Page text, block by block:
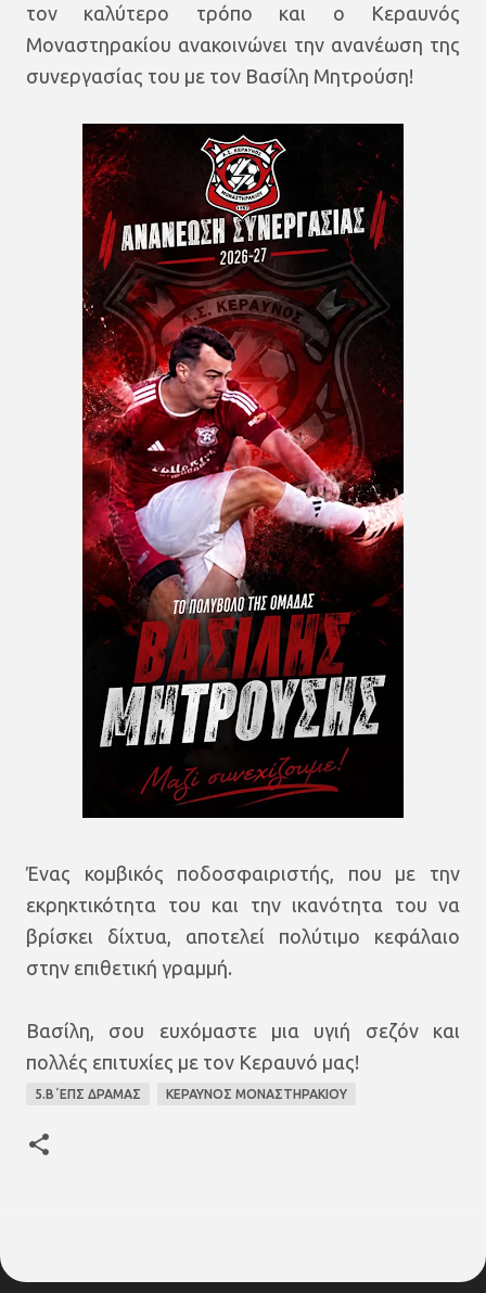
τον καλύτερο τρόπο και ο Κεραυνός
Μοναστηρακίου ανακοινώνει την ανανέωση της
συνεργασίας του με τον Βασίλη Μητρούση!
Ένας κομβικός ποδοσφαιριστής, που με την
εκρηκτικότητα του και την ικανότητα του να
βρίσκει δίχτυα, αποτελεί πολύτιμο κεφάλαιο
στην επιθετική γραμμή.
Βασίλη, σου ευχόμαστε μια υγιή σεζόν και
πολλές επιτυχίες με τον Κεραυνό μας!
5.Β΄ΕΠΣ ΔΡΑΜΑΣ ΚΕΡΑΥΝΟΣ ΜΟΝΑΣΤΗΡΑΚΙΟΥ